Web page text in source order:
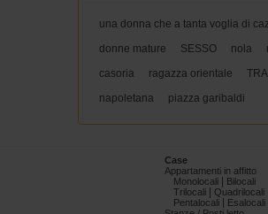
una donna che a tanta voglia di
donne mature
SESSO nola
casoria
ragazza orientale
napoletana
piazza garibaldi
Case
Appartamenti in affitto
Monolocali
Bilocali
Trilocali
Quadrilocali
Pentalocali
Esalocali